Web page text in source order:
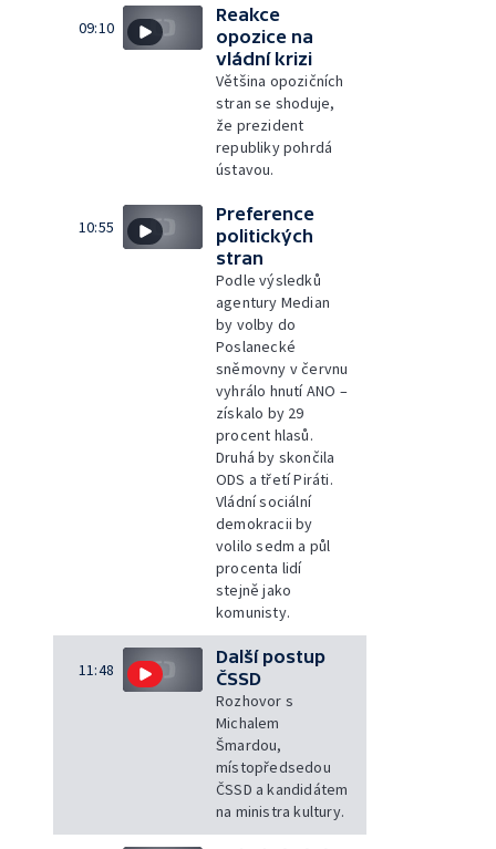
09:10
Reakce
opozice na
vládní krizi
Většina opozičních
stran se shoduje,
že prezident
republiky pohrdá
ústavou.
10:55
Preference
politických
stran
Podle výsledků
agentury Median
by volby do
Poslanecké
sněmovny v červnu
vyhrálo hnutí ANO –
získalo by 29
procent hlasů.
Druhá by skončila
ODS a třetí Piráti.
Vládní sociální
demokracii by
volilo sedm a půl
procenta lidí
stejně jako
komunisty.
11:48
Další postup
ČSSD
Rozhovor s
Michalem
Šmardou,
místopředsedou
ČSSD a kandidátem
na ministra kultury.